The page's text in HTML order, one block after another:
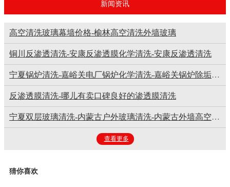
新闻资讯
高空清洗玻璃幕墙价格-榆林高空清洗外墙玻璃
铜川反渗透清洗-安康反渗透膜化学清洗-安康反渗透清洗
宁夏锅炉清洗-嘉峪关电厂锅炉化学清洗-嘉峪关锅炉除垢清洗
反渗透膜清洗-哪儿有卖口碑良好的渗透膜清洗
宁夏双层玻璃清洗-内蒙古户外玻璃清洗-内蒙古外墙高空玻璃清洗
查看更多
猜你喜欢